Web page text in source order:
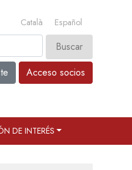
Català Español
Acceso socios
DE INTERÉS